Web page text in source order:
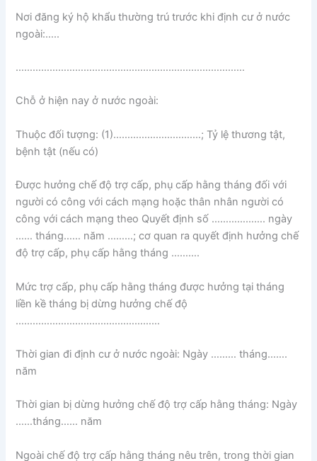
Nơi đăng ký hộ khẩu thường trú trước khi định cư ở nước
ngoài:…..
………………………………………………………………………
Chỗ ở hiện nay ở nước ngoài:
Thuộc đối tượng: (1)…………………….……; Tỷ lệ thương tật,
bệnh tật (nếu có)
Được hưởng chế độ trợ cấp, phụ cấp hằng tháng đối với
người có công với cách mạng hoặc thân nhân người có
công với cách mạng theo Quyết định số ………………. ngày
…… tháng…… năm ………; cơ quan ra quyết định hưởng chế
độ trợ cấp, phụ cấp hằng tháng ……….
Mức trợ cấp, phụ cấp hằng tháng được hưởng tại tháng
liền kề tháng bị dừng hưởng chế độ
……………………………………………
Thời gian đi định cư ở nước ngoài: Ngày ……… tháng…….
năm
Thời gian bị dừng hưởng chế độ trợ cấp hằng tháng: Ngày
……tháng…… năm
Ngoài chế độ trợ cấp hằng tháng nêu trên, trong thời gian